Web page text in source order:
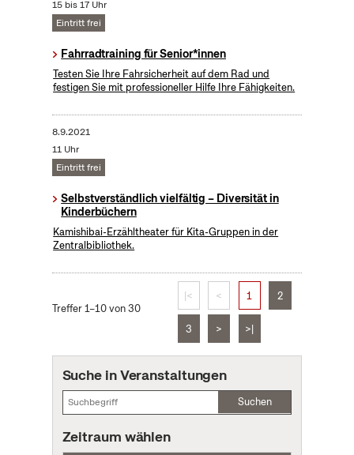
15 bis 17 Uhr
Eintritt frei
Fahrradtraining für Senior*innen
Testen Sie Ihre Fahrsicherheit auf dem Rad und
festigen Sie mit professioneller Hilfe Ihre Fähigkeiten.
8.9.2021
11 Uhr
Eintritt frei
Selbstverständlich vielfältig – Diversität in
Kinderbüchern
Kamishibai-Erzähltheater für Kita-Gruppen in der
Zentralbibliothek.
Treffer 1–10 von 30
|< < 1 2
3 > >|
Suche in Veranstaltungen
Suchen
Zeitraum wählen